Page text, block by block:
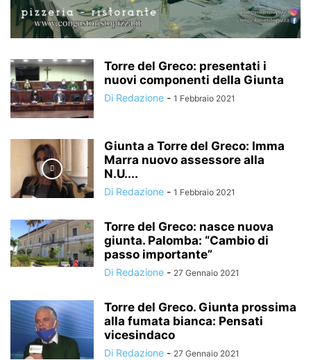
Torre del Greco: presentati i
nuovi componenti della Giunta
Di Redazione - 1 Febbraio 2021
Giunta a Torre del Greco: Imma
Marra nuovo assessore alla
N.U....
Di Redazione - 1 Febbraio 2021
Torre del Greco: nasce nuova
giunta. Palomba: “Cambio di
passo importante”
Di Redazione - 27 Gennaio 2021
Torre del Greco. Giunta prossima
alla fumata bianca: Pensati
vicesindaco
Di Redazione - 27 Gennaio 2021